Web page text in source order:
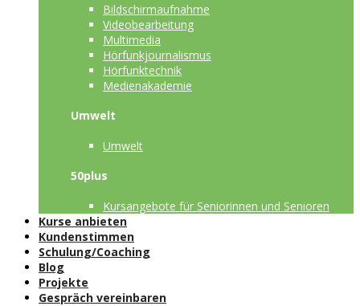
Bildschirmaufnahme
Videobearbeitung
Multimedia
Hörfunkjournalismus
Hörfunktechnik
Medienakademie
Umwelt
Umwelt
50plus
Kursangebote für Seniorinnen und Senioren
Kurse anbieten
Kundenstimmen
Schulung/Coaching
Blog
Projekte
Gespräch vereinbaren